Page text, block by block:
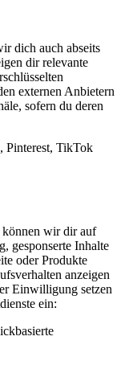
dich auch abseits
dir relevante
externen Anbietern
sofern du deren
Pinterest, TikTok
können wir dir auf
gesponserte Inhalte
oder Produkte
anzeigen
Einwilligung setzen
ein: